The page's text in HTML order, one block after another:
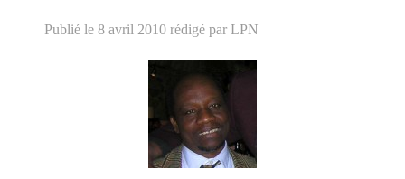
Publié le 8 avril 2010 rédigé par LPN